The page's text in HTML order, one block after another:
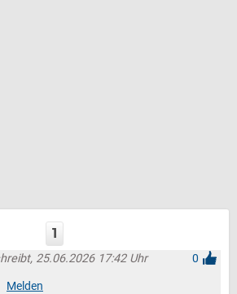
1
25.06.2026 17:42 Uhr
0
Melden